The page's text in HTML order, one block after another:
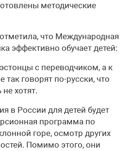
методические
что Международная
эффективно обучает детей:
с переводчиком, а к
говорят по-русски, что
хотят.
в России для детей будет
программа по
горе, осмотр других
Помимо этого, они